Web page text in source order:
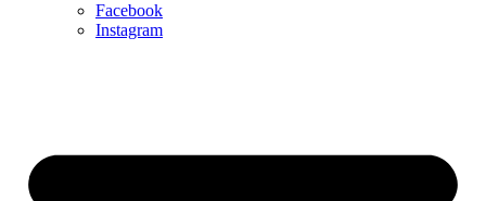
Facebook
Instagram